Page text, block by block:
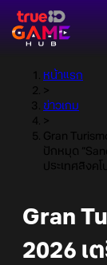
หน้าแรก
>
ข่าวเกม
>
Gran
ปักหมุด
ประเทศสิงค
Gran
2026 เ